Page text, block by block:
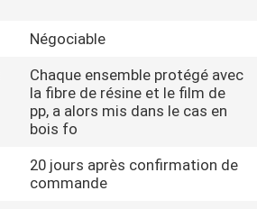
Négociable
Chaque ensemble protégé avec
la fibre de résine et le film de
pp, a alors mis dans le cas en
bois fo
20 jours après confirmation de
commande